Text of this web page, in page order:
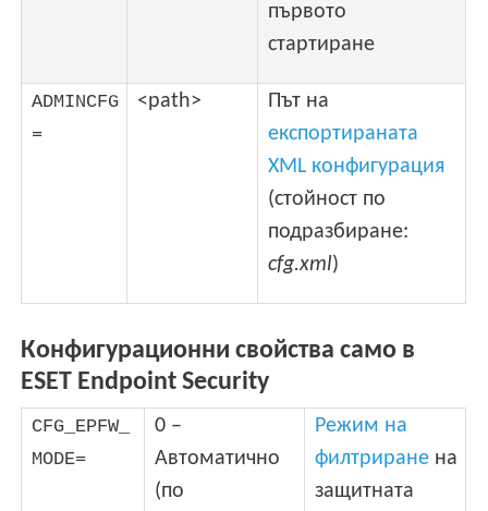
първото
стартиране
ADMINCFG
=
<path>
Път на
експортираната
XML конфигурация
(стойност по
подразбиране:
cfg.xml)
Конфигурационни свойства само в
ESET Endpoint Security
CFG_EPFW_
MODE=
0 –
Автоматично
(по
Режим на
филтриране на
защитната